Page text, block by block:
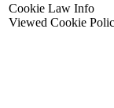
Cookie Law Info
Viewed Cookie